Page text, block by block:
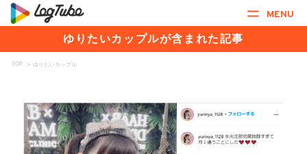
MENU
ゆりたいカップルが含まれた記事
TOP > ゆりたいカップル